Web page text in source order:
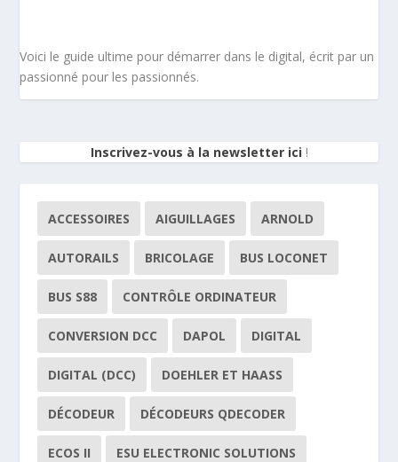
Voici le guide ultime pour démarrer dans le digital, écrit par un
passionné pour les passionnés.
Inscrivez-vous à la newsletter ici!
ACCESSOIRES AIGUILLAGES ARNOLD
AUTORAILS BRICOLAGE BUS LOCONET
BUS S88 CONTRÔLE ORDINATEUR
CONVERSION DCC DAPOL DIGITAL
DIGITAL (DCC) DOEHLER ET HAASS
DÉCODEUR DÉCODEURS QDECODER
ECOS II ESU ELECTRONIC SOLUTIONS